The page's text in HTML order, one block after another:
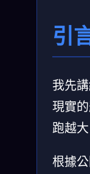
引
我先
現實
跑越
根據